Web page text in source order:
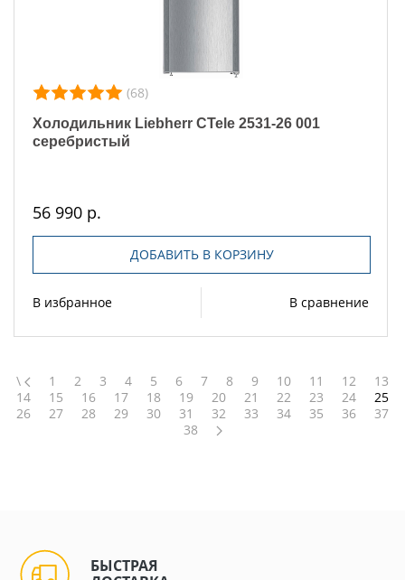
(68)
Холодильник Liebherr CTele 2531-26 001
серебристый
56 990 р.
ДОБАВИТЬ В КОРЗИНУ
В избранное В сравнение
\ 1 2 3 4 5 6 7 8 9 10 11 12
13
14
15 16 17 18 19 20 21 22 23 24
25
26
27 28 29 30 31 32 33 34 35 36
37
38
БЫСТРАЯ